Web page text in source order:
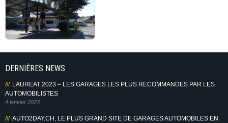
DERNIÈRES NEWS
LAUREAT 2023 – LES GARAGES LES PLUS RECOMMANDES PAR LES
AUTOMOBILISTES
4 janvier 2023
AUTO2DAY.CH, LE PLUS GRAND SITE DE GARAGES AUTOMOBILES EN